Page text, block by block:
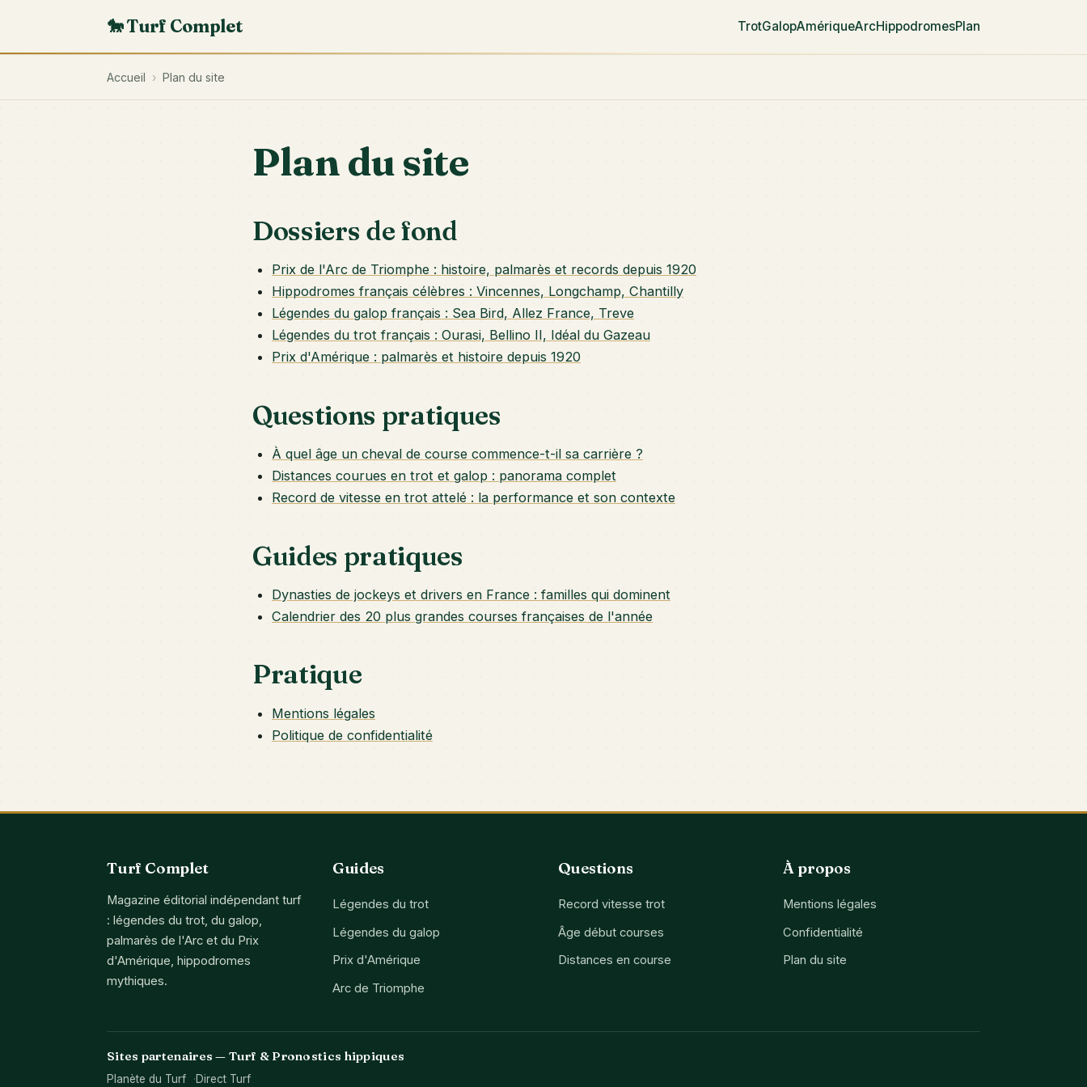
🐎 Turf Complet TrotGalopAmériqueArcHippodromesPlan
Accueil › Plan du site
Plan du site
Dossiers de fond
Prix de l'Arc de Triomphe : histoire, palmarès et records depuis 1920
Hippodromes français célèbres : Vincennes, Longchamp, Chantilly
Légendes du galop français : Sea Bird, Allez France, Treve
Légendes du trot français : Ourasi, Bellino II, Idéal du Gazeau
Prix d'Amérique : palmarès et histoire depuis 1920
Questions pratiques
À quel âge un cheval de course commence-t-il sa carrière ?
Distances courues en trot et galop : panorama complet
Record de vitesse en trot attelé : la performance et son contexte
Guides pratiques
Dynasties de jockeys et drivers en France : familles qui dominent
Calendrier des 20 plus grandes courses françaises de l'année
Pratique
Mentions légales
Politique de confidentialité
Turf Complet
Magazine éditorial indépendant turf
: légendes du trot, du galop,
palmarès de l'Arc et du Prix
d'Amérique, hippodromes
mythiques.
Guides
Légendes du trot
Légendes du galop
Prix d'Amérique
Arc de Triomphe
Questions
Record vitesse trot
Âge début courses
Distances en course
À propos
Mentions légales
Confidentialité
Plan du site
Sites partenaires — Turf & Pronostics hippiques
Planète du Turf Direct Turf